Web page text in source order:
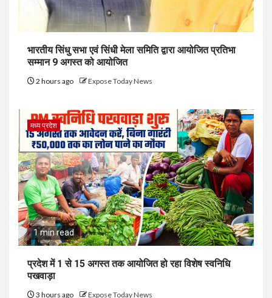
भारतीय सिंधु सभा एवं सिंधी मेला समिति द्वारा आयोजित प्रतिभा
सम्मान 9 अगस्त को आयोजित
2 hours ago Expose Today News
मध्य प्रदेश
1 min read
प्रदेश में 1 से 15 अगस्त तक आयोजित हो रहा विशेष स्वनिधि
पखवाड़ा
3 hours ago Expose Today News